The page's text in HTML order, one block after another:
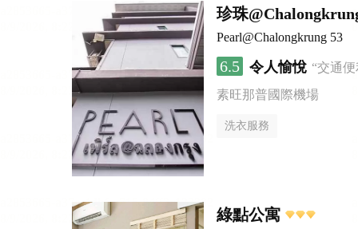
珍珠
Pearl@Chalongkrung 53
6.5 令人愉悅 “交通
素旺那普國際機場
洗衣服務
綠點公寓